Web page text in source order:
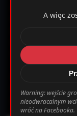
A więc
Warning: wejście
nieodwracalnym
wróć na Facebooka.